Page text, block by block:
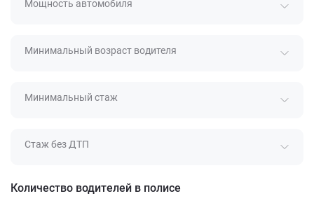
Мощность автомобиля
Минимальный возраст водителя
Минимальный стаж
Стаж без ДТП
Количество водителей в полисе